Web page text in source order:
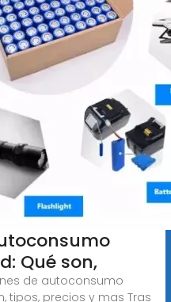
Qué son,
de autoconsumo
tipos, precios y mas Tras